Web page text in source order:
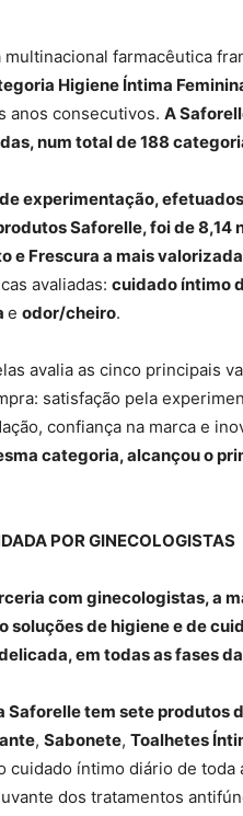
multinacional farmacêutica
Higiene Íntima
anos consecutivos. A
num total de 188
experimentação,
Saforelle, foi de 8,14
e Frescura a mais valorizada
avaliadas: cuidado íntimo
e odor/cheiro.
avalia as cinco principais
satisfação pela
confiança na marca e
categoria, alcançou o
POR GINECOLOGISTAS
com ginecologistas, a
soluções de higiene e de
em todas as fases
Saforelle tem sete produtos
, Sabonete, Toalhetes
cuidado íntimo diário de
dos tratamentos